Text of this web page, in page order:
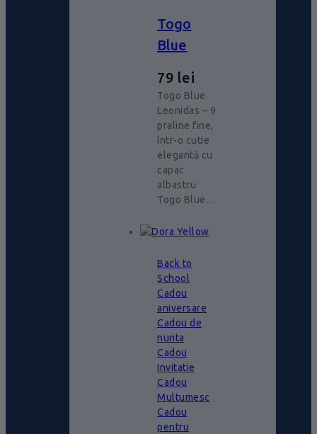
Togo
Blue
79 lei
Togo Blue
Leonidas – 9
praline fine,
într-o cutie
elegantă cu
capac
albastru
Togo Blue…
Back to
School
Cadou
aniversare
Cadou de
nunta
Cadou
Invitatie
Cadou
Multumesc
Cadou
pentru